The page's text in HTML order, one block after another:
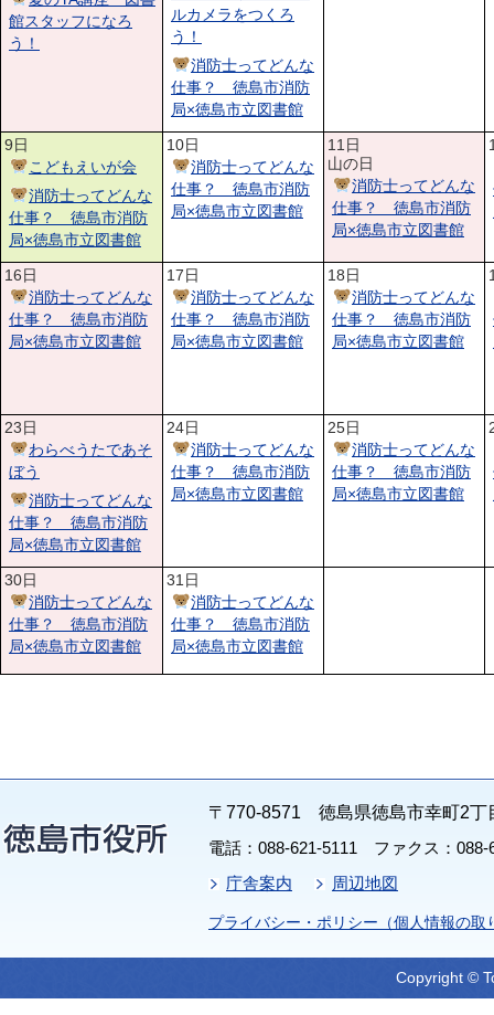
館スタッフになろ
う！
ルカメラをつくろ
う！
消防士ってどんな
仕事？ 徳島市消防
局×徳島市立図書館
9日
こどもえいが会
消防士ってどんな
仕事？ 徳島市消防
局×徳島市立図書館
10日
消防士ってどんな
仕事？ 徳島市消防
局×徳島市立図書館
11日
山の日
消防士ってどんな
仕事？ 徳島市消防
局×徳島市立図書館
16日
消防士ってどんな
仕事？ 徳島市消防
局×徳島市立図書館
17日
消防士ってどんな
仕事？ 徳島市消防
局×徳島市立図書館
18日
消防士ってどんな
仕事？ 徳島市消防
局×徳島市立図書館
23日
わらべうたであそ
ぼう
消防士ってどんな
仕事？ 徳島市消防
局×徳島市立図書館
24日
消防士ってどんな
仕事？ 徳島市消防
局×徳島市立図書館
25日
消防士ってどんな
仕事？ 徳島市消防
局×徳島市立図書館
30日
消防士ってどんな
仕事？ 徳島市消防
局×徳島市立図書館
31日
消防士ってどんな
仕事？ 徳島市消防
局×徳島市立図書館
〒770-8571 徳島県徳島市幸町2丁
電話：088-621-5111 ファクス：088-
庁舎案内
周辺地図
プライバシー・ポリシー（個人情報の取
Copyright ©